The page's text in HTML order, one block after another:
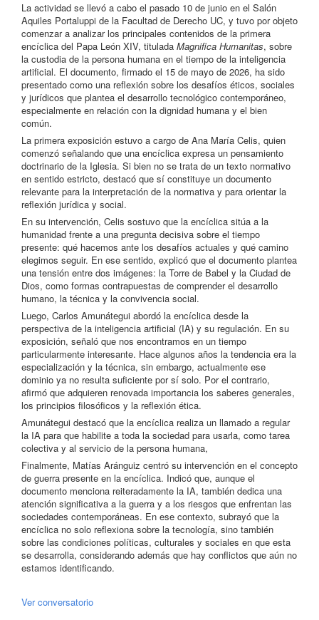
La actividad se llevó a cabo el pasado 10 de junio en el Salón
Aquiles Portaluppi de la Facultad de Derecho UC, y tuvo por objeto
comenzar a analizar los principales contenidos de la primera
encíclica del Papa León XIV, titulada Magnifica Humanitas, sobre
la custodia de la persona humana en el tiempo de la inteligencia
artificial. El documento, firmado el 15 de mayo de 2026, ha sido
presentado como una reflexión sobre los desafíos éticos, sociales
y jurídicos que plantea el desarrollo tecnológico contemporáneo,
especialmente en relación con la dignidad humana y el bien
común.
La primera exposición estuvo a cargo de Ana María Celis, quien
comenzó señalando que una encíclica expresa un pensamiento
doctrinario de la Iglesia. Si bien no se trata de un texto normativo
en sentido estricto, destacó que sí constituye un documento
relevante para la interpretación de la normativa y para orientar la
reflexión jurídica y social.
En su intervención, Celis sostuvo que la encíclica sitúa a la
humanidad frente a una pregunta decisiva sobre el tiempo
presente: qué hacemos ante los desafíos actuales y qué camino
elegimos seguir. En ese sentido, explicó que el documento plantea
una tensión entre dos imágenes: la Torre de Babel y la Ciudad de
Dios, como formas contrapuestas de comprender el desarrollo
humano, la técnica y la convivencia social.
Luego, Carlos Amunátegui abordó la encíclica desde la
perspectiva de la inteligencia artificial (IA) y su regulación. En su
exposición, señaló que nos encontramos en un tiempo
particularmente interesante. Hace algunos años la tendencia era la
especialización y la técnica, sin embargo, actualmente ese
dominio ya no resulta suficiente por sí solo. Por el contrario,
afirmó que adquieren renovada importancia los saberes generales,
los principios filosóficos y la reflexión ética.
Amunátegui destacó que la encíclica realiza un llamado a regular
la IA para que habilite a toda la sociedad para usarla, como tarea
colectiva y al servicio de la persona humana,
Finalmente, Matías Aránguiz centró su intervención en el concepto
de guerra presente en la encíclica. Indicó que, aunque el
documento menciona reiteradamente la IA, también dedica una
atención significativa a la guerra y a los riesgos que enfrentan las
sociedades contemporáneas. En ese contexto, subrayó que la
encíclica no solo reflexiona sobre la tecnología, sino también
sobre las condiciones políticas, culturales y sociales en que esta
se desarrolla, considerando además que hay conflictos que aún no
estamos identificando.
Ver conversatorio